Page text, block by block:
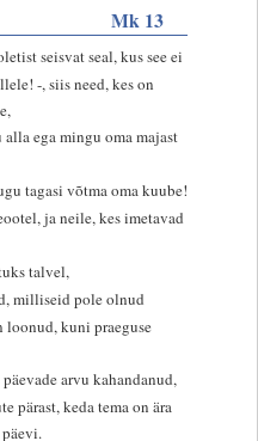
Mk 13
seisvat seal, kus see ei
-, siis need, kes on
ega mingu oma majast
tagasi võtma oma kuube!
ja neile, kes imetavad
talvel,
milliseid pole olnud
loonud, kuni praeguse
arvu kahandanud,
pärast, keda tema on ära